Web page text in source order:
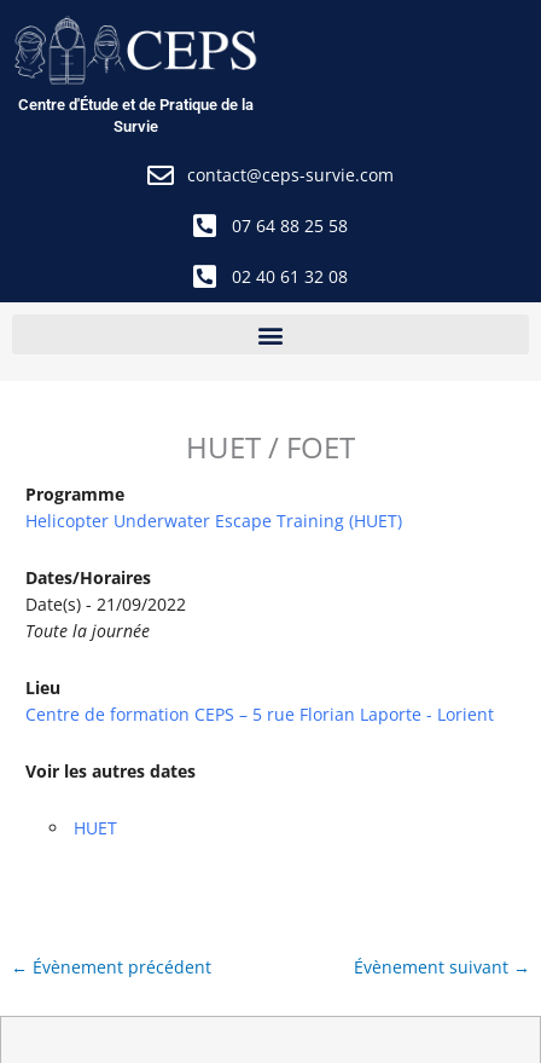
au
contenu
Centre d'Étude et de Pratique de la
Survie
contact@ceps-survie.com
07 64 88 25 58
02 40 61 32 08
HUET / FOET
Programme
Helicopter Underwater Escape Training (HUET)
Dates/Horaires
Date(s) - 21/09/2022
Toute la journée
Lieu
Centre de formation CEPS – 5 rue Florian Laporte - Lorient
Voir les autres dates
HUET
← Évènement précédent Évènement suivant →